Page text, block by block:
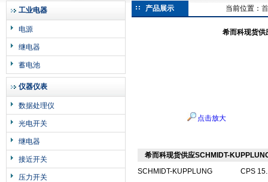
工业电器
电源
继电器
蓄电池
仪器仪表
数据处理仪
光电开关
继电器
接近开关
压力开关
产品展示 当前位置：
希而科现货
点击放大
希而科现货供应SCHMIDT-
SCHMIDT-KUPPLUNG
CPS